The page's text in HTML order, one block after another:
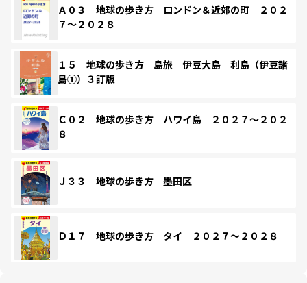
Ａ０３ 地球の歩き方 ロンドン＆近郊の町 ２０２
７～２０２８
１５ 地球の歩き方 島旅 伊豆大島 利島（伊豆諸
島①）３訂版
Ｃ０２ 地球の歩き方 ハワイ島 ２０２７～２０２
８
Ｊ３３ 地球の歩き方 墨田区
Ｄ１７ 地球の歩き方 タイ ２０２７～２０２８